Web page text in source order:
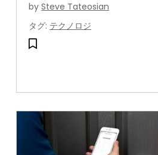
by Steve Tateosian
タグ: テクノロジ